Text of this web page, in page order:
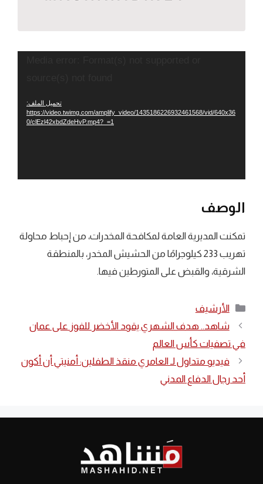
تحميل الملف:
https://video.twimg.com/amplify_video/1435186226932461568/vid/640x36
0/clEzl42xbdZdeHvP.mp4?_=1
الوصف
تمكنت المديرية العامة لمكافحة المخدرات، من إحباط محاولة
تهريب 233 كيلوجرامًا من الحشيش المخدر، بالمنطقة
الشرقية، والقبض على المتورطين فيها.
التصنيفات
الأرشيف
شاهد.. هدف الشهري يقود الأخضر للفوز على عمان
في تصفيات كأس العالم
فيديو متداول لـ العامري منقذ الطفلين: أمنيتي أن أكون
أحد رجال الدفاع المدني